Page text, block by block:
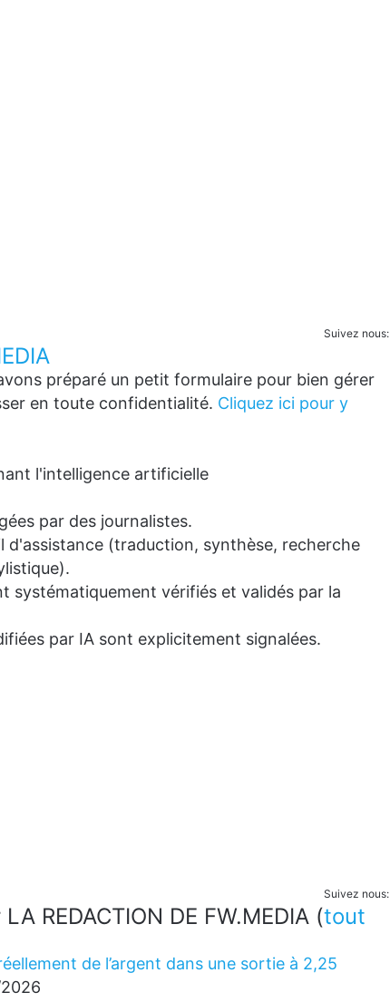
Suivez nous:
préparé un petit formulaire pour bien gérer
en toute confidentialité. Cliquez ici pour y
l'intelligence artificielle
par des journalistes.
d'assistance (traduction, synthèse, recherche
systématiquement vérifiés et validés par la
par IA sont explicitement signalées.
Suivez nous:
REDACTION DE FW.MEDIA (tout
de l’argent dans une sortie à 2,25